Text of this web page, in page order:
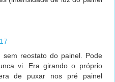
reostato do painel. Pode
vi. Era girando o próprio
de puxar nos pré painel